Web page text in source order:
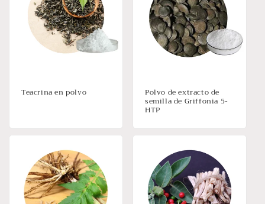
Teacrina en polvo Polvo de extracto de
semilla de Griffonia 5-
HTP